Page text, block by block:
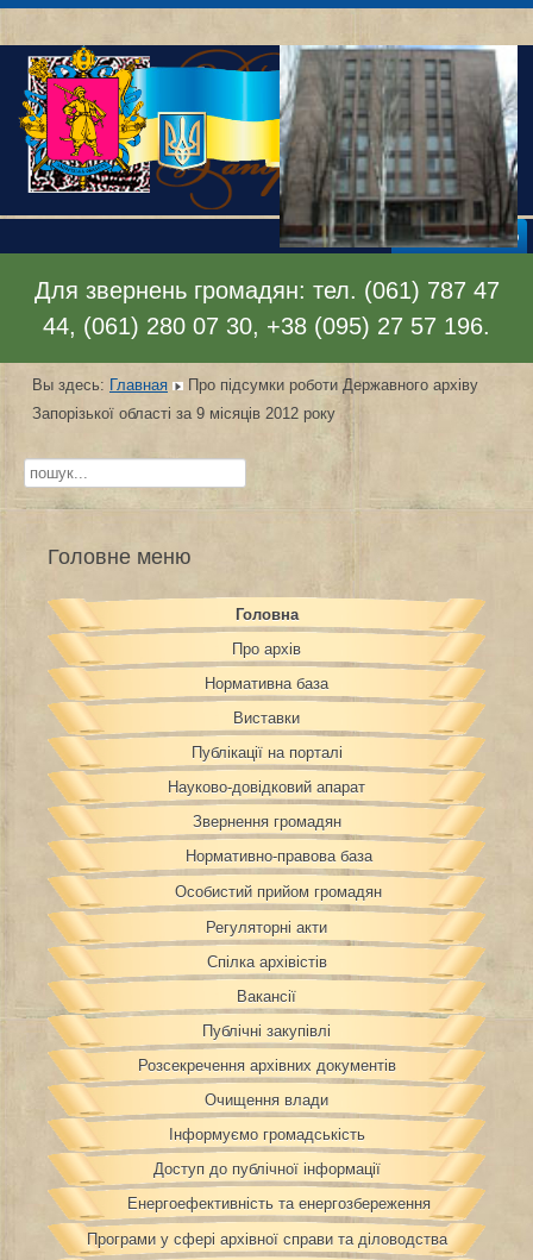
Раскрыть меню
Для звернень громадян: тел. (061) 787 47
44, (061) 280 07 30, +38 (095) 27 57 196.
Вы здесь: Главная
Про підсумки роботи Державного архіву
Запорізької області за 9 місяців 2012 року
Искать...
Головне меню
Головна
Про архів
Нормативна база
Виставки
Публікації на порталі
Науково-довідковий апарат
Звернення громадян
Нормативно-правова база
Особистий прийом громадян
Регуляторні акти
Спілка архівістів
Вакансії
Публічні закупівлі
Розсекречення архівних документів
Очищення влади
Інформуємо громадськість
Доступ до публічної інформації
Енергоефективність та енергозбереження
Програми у сфері архівної справи та діловодства